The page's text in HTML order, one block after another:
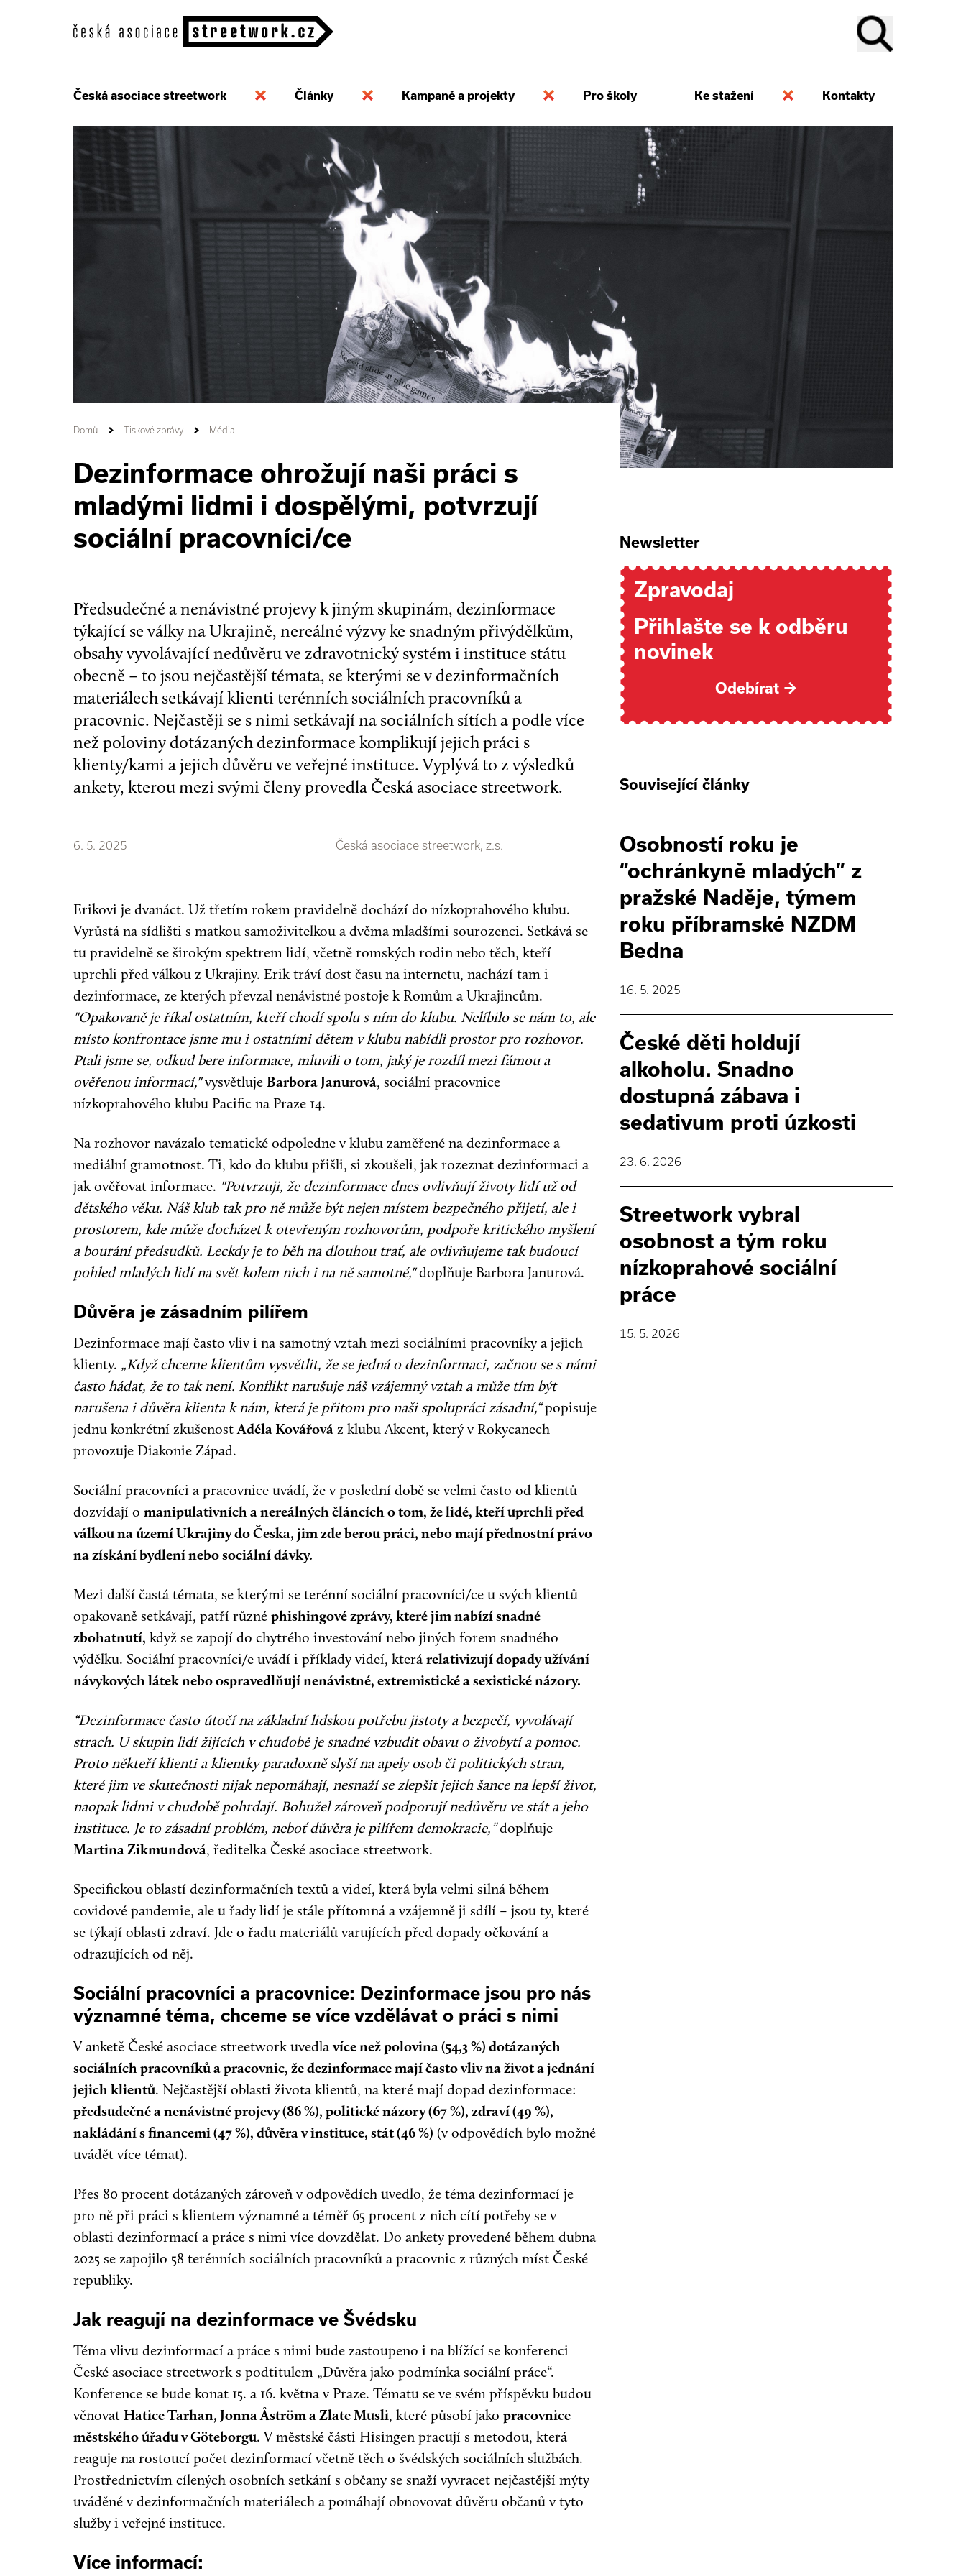
Česká asociace streetwork Články Kampaně a projekty Pro školy Ke stažení Kontakty
Domů Tiskové zprávy Média
Dezinformace ohrožují naši práci s
mladými lidmi i dospělými, potvrzují
sociální pracovníci/ce
Předsudečné a nenávistné projevy k jiným skupinám, dezinformace
týkající se války na Ukrajině, nereálné výzvy ke snadným přivýdělkům,
obsahy vyvolávající nedůvěru ve zdravotnický systém i instituce státu
obecně – to jsou nejčastější témata, se kterými se v dezinformačních
materiálech setkávají klienti terénních sociálních pracovníků a
pracovnic. Nejčastěji se s nimi setkávají na sociálních sítích a podle více
než poloviny dotázaných dezinformace komplikují jejich práci s
klienty/kami a jejich důvěru ve veřejné instituce. Vyplývá to z výsledků
ankety, kterou mezi svými členy provedla Česká asociace streetwork.
6. 5. 2025 Česká asociace streetwork, z.s.
Erikovi je dvanáct. Už třetím rokem pravidelně dochází do nízkoprahového klubu.
Vyrůstá na sídlišti s matkou samoživitelkou a dvěma mladšími sourozenci. Setkává se
tu pravidelně se širokým spektrem lidí, včetně romských rodin nebo těch, kteří
uprchli před válkou z Ukrajiny. Erik tráví dost času na internetu, nachází tam i
dezinformace, ze kterých převzal nenávistné postoje k Romům a Ukrajincům.
"Opakovaně je říkal ostatním, kteří chodí spolu s ním do klubu. Nelíbilo se nám to, ale
místo konfrontace jsme mu i ostatními dětem v klubu nabídli prostor pro rozhovor.
Ptali jsme se, odkud bere informace, mluvili o tom, jaký je rozdíl mezi fámou a
ověřenou informací,"vysvětluje Barbora Janurová, sociální pracovnice
nízkoprahového klubu Pacific na Praze 14.
Na rozhovor navázalo tematické odpoledne v klubu zaměřené na dezinformace a
mediální gramotnost. Ti, kdo do klubu přišli, si zkoušeli, jak rozeznat dezinformaci a
jak ověřovat informace. "Potvrzuji, že dezinformace dnes ovlivňují životy lidí už od
dětského věku. Náš klub tak pro ně může být nejen místem bezpečného přijetí, ale i
prostorem, kde může docházet k otevřeným rozhovorům, podpoře kritického myšlení
a bourání předsudků. Leckdy je to běh na dlouhou trať, ale ovlivňujeme tak budoucí
pohled mladých lidí na svět kolem nich i na ně samotné,"doplňuje Barbora Janurová.
Důvěra je zásadním pilířem
Dezinformace mají často vliv i na samotný vztah mezi sociálními pracovníky a jejich
klienty. „Když chceme klientům vysvětlit, že se jedná o dezinformaci, začnou se s námi
často hádat, že to tak není. Konflikt narušuje náš vzájemný vztah a může tím být
narušena i důvěra klienta k nám, která je přitom pro naši spolupráci zásadní,“popisuje
jednu konkrétní zkušenostAdéla Kovářová z klubu Akcent, který v Rokycanech
provozuje Diakonie Západ.
Sociální pracovníci a pracovnice uvádí, že v poslední době se velmi často od klientů
dozvídají o manipulativních a nereálných článcích o tom, že lidé, kteří uprchli před
válkou na území Ukrajiny do Česka, jim zde berou práci, nebo mají přednostní právo
na získání bydlení nebo sociální dávky.
Mezi další častá témata, se kterými se terénní sociální pracovníci/ce u svých klientů
opakovaně setkávají, patří různé phishingové zprávy, které jim nabízí snadné
zbohatnutí, když se zapojí do chytrého investování nebo jiných forem snadného
výdělku. Sociální pracovníci/e uvádí i příklady videí, která relativizují dopady užívání
návykových látek nebo ospravedlňují nenávistné, extremistické a sexistické názory.
“Dezinformace často útočí na základní lidskou potřebu jistoty a bezpečí, vyvolávají
strach. U skupin lidí žijících v chudobě je snadné vzbudit obavu o živobytí a pomoc.
Proto někteří klienti a klientky paradoxně slyší na apely osob či politických stran,
které jim ve skutečnosti nijak nepomáhají, nesnaží se zlepšit jejich šance na lepší život,
naopak lidmi v chudobě pohrdají. Bohužel zároveň podporují nedůvěru ve stát a jeho
instituce. Je to zásadní problém, neboť důvěra je pilířem demokracie,”doplňuje
Martina Zikmundová, ředitelka České asociace streetwork.
Specifickou oblastí dezinformačních textů a videí, která byla velmi silná během
covidové pandemie, ale u řady lidí je stále přítomná a vzájemně ji sdílí – jsou ty, které
se týkají oblasti zdraví. Jde o řadu materiálů varujících před dopady očkování a
odrazujících od něj.
Sociální pracovníci a pracovnice: Dezinformace jsou pro nás
významné téma, chceme se více vzdělávat o práci s nimi
V anketě České asociace streetwork uvedlavíce než polovina (54,3 %) dotázaných
sociálních pracovníků a pracovnic, že dezinformace mají často vliv na život a jednání
jejich klientů. Nejčastější oblasti života klientů, na které mají dopad dezinformace:
předsudečné a nenávistné projevy (86 %), politické názory (67 %), zdraví (49 %),
nakládání s financemi (47 %), důvěra v instituce, stát (46 %) (v odpovědích bylo možné
uvádět více témat).
Přes 80 procent dotázaných zároveň v odpovědích uvedlo, že téma dezinformací je
pro ně při práci s klientem významné a téměř 65 procent z nich cítí potřeby se v
oblasti dezinformací a práce s nimi více dovzdělat. Do ankety provedené během dubna
2025 se zapojilo 58 terénních sociálních pracovníků a pracovnic z různých míst České
republiky.
Jak reagují na dezinformace ve Švédsku
Téma vlivu dezinformací a práce s nimi bude zastoupeno i na blížící se konferenci
České asociace streetwork s podtitulem „Důvěra jako podmínka sociální práce“.
Konference se bude konat 15. a 16. května v Praze. Tématu se ve svém příspěvku budou
věnovat Hatice Tarhan, Jonna Åström a Zlate Musli, které působí jako pracovnice
městského úřadu v Göteborgu. V městské části Hisingen pracují s metodou, která
reaguje na rostoucí počet dezinformací včetně těch o švédských sociálních službách.
Prostřednictvím cílených osobních setkání s občany se snaží vyvracet nejčastější mýty
uváděné v dezinformačních materiálech a pomáhají obnovovat důvěru občanů v tyto
služby i veřejné instituce.
Více informací:
Newsletter
Zpravodaj
Přihlašte se k odběru
novinek
Odebírat →
Související články
Osobností roku je
“ochránkyně mladých” z
pražské Naděje, týmem
roku příbramské NZDM
Bedna
16. 5. 2025
České děti holdují
alkoholu. Snadno
dostupná zábava i
sedativum proti úzkosti
23. 6. 2026
Streetwork vybral
osobnost a tým roku
nízkoprahové sociální
práce
15. 5. 2026